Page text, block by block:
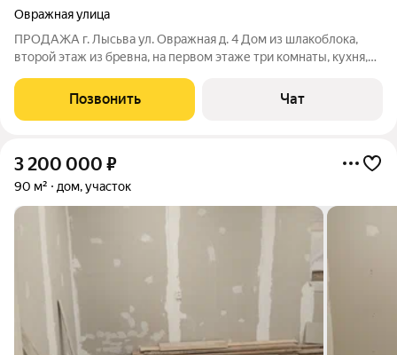
Овражная улица
ПРОДАЖА г. Лысьва ул. Овражная д. 4 Дом из шлакоблока,
второй этаж из бревна, на первом этаже три комнаты, кухня,
Дом 2017 года постройки, 63.6 кв. м. , Зeмельный участок ЛПХ
16 соток, (на
Позвонить Чат
3 200 000 ₽
90 м² дом, участок